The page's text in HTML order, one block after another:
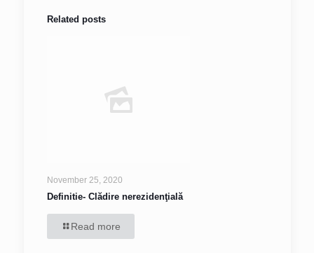
Related posts
November 25, 2020
Definitie- Clădire nerezidenţială
Read more